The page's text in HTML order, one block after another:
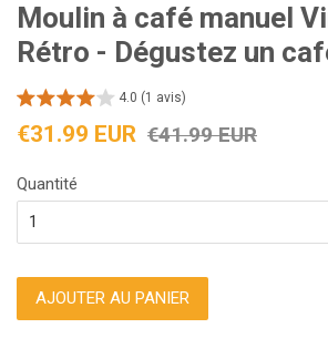
Moulin à café manuel
Rétro - Dégustez un
4.0 (1 avis)
Prix
€31.99 EUR Prix
€41.99 EUR
Quantité
AJOUTER AU PANIER